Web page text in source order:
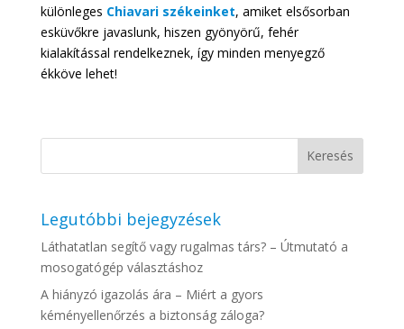
különleges Chiavari székeinket, amiket elsősorban
esküvőkre javaslunk, hiszen gyönyörű, fehér
kialakítással rendelkeznek, így minden menyegző
ékköve lehet!
Legutóbbi bejegyzések
Láthatatlan segítő vagy rugalmas társ? – Útmutató a
mosogatógép választáshoz
A hiányzó igazolás ára – Miért a gyors
kéményellenőrzés a biztonság záloga?